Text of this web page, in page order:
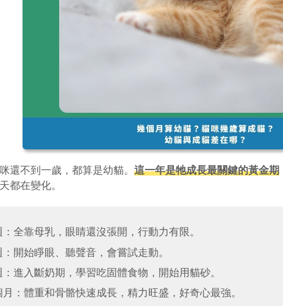
還不到一歲，都算是幼貓。 這一年是牠成長最關鍵的黃金期
都在變化。
全靠母乳，眼睛還沒張開，行動力有限。
：開始睜眼、聽聲音，會嘗試走動。
進入斷奶期，學習吃固體食物，開始用貓砂。
月：體重和骨骼快速成長，精力旺盛，好奇心最強。